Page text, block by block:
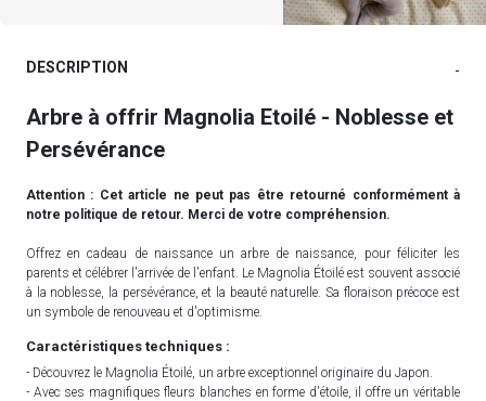
DESCRIPTION -
Arbre à offrir Magnolia Etoilé - Noblesse et
Persévérance
Attention : Cet article ne peut pas être retourné conformément à
notre politique de retour. Merci de votre compréhension.
Offrez en cadeau de naissance un arbre de naissance, pour féliciter les
parents et célébrer l'arrivée de l'enfant. Le Magnolia Étoilé est souvent associé
à la noblesse, la persévérance, et la beauté naturelle. Sa floraison précoce est
un symbole de renouveau et d'optimisme.
Caractéristiques techniques :
- Découvrez le Magnolia Étoilé, un arbre exceptionnel originaire du Japon.
- Avec ses magnifiques fleurs blanches en forme d'étoile, il offre un véritable